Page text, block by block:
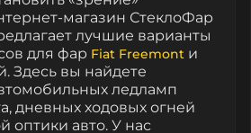
магазин СтеклоФар
лучшие варианты
для фар Fiat Freemont и
Здесь вы найдете
ледламп
дневных ходовых огней
оптики авто. У нас